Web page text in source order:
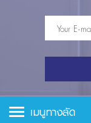
เมนูทางลัด